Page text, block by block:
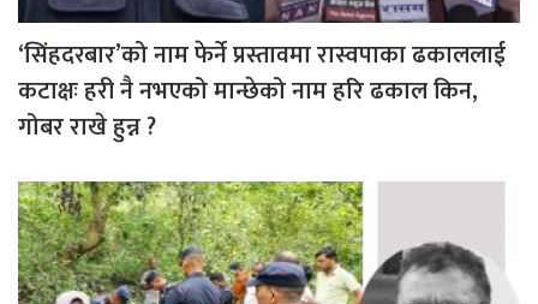
‘सिंहदरबार’को नाम फेर्ने प्रस्तावमा रास्वपाका ढकाललाई
कटाक्षः हरी नै नभएको मान्छेको नाम हरि ढकाल किन,
गोबर राखे हुन्न ?